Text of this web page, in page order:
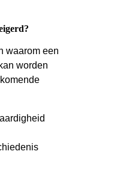
waarom een
worden